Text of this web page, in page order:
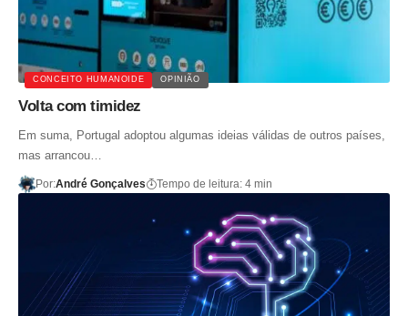
CONCEITO HUMANOIDE OPINIÃO
Volta com timidez
Em suma, Portugal adoptou algumas ideias válidas de outros países,
mas arrancou…
Por:André Gonçalves Tempo de leitura: 4 min